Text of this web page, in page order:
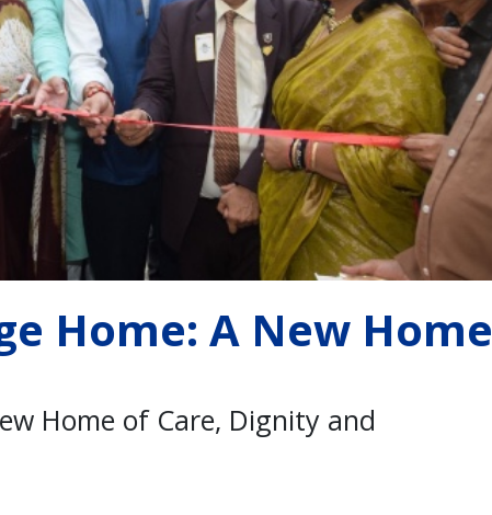
Home: A New Home
Home of Care, Dignity and